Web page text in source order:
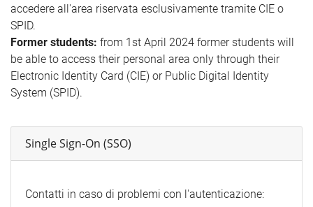
accedere all'area riservata esclusivamente tramite CIE o
SPID.
Former students: from 1st April 2024 former students will
be able to access their personal area only through their
Electronic Identity Card (CIE) or Public Digital Identity
System (SPID).
Single Sign-On (SSO)
Contatti in caso di problemi con l'autenticazione: